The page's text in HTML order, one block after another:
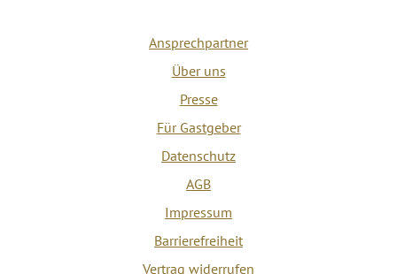
Ansprechpartner
Über uns
Presse
Für Gastgeber
Datenschutz
AGB
Impressum
Barrierefreiheit
Vertrag widerrufen